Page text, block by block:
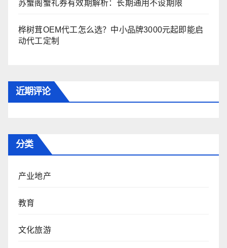
苏蟹阁蟹礼券有效期解析：长期通用不设期限
桦树茸OEM代工怎么选？中小品牌3000元起即能启
动代工定制
近期评论
分类
产业地产
教育
文化旅游